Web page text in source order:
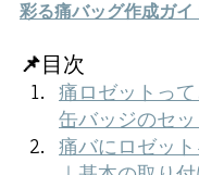
彩る痛バッグ作成ガイ
📌目次
痛ロゼットっ
缶バッジのセ
痛バにロゼッ